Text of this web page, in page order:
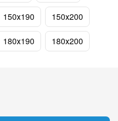
150х190 150х200
180х190 180х200